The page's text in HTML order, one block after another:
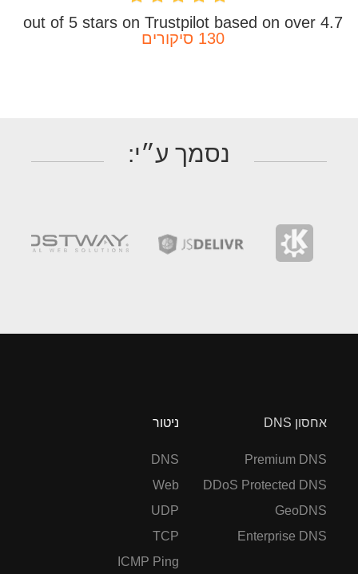
4.7 out of 5 stars on Trustpilot based on over
130 סיקורים
נסמך ע״י:
אחסון DNS
Premium DNS
DDoS Protected DNS
GeoDNS
Enterprise DNS
ניטור
DNS
Web
UDP
TCP
ICMP Ping